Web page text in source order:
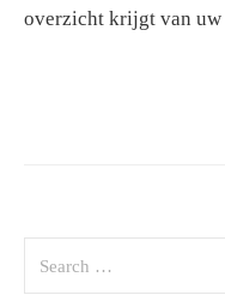
overzicht krijgt van uw